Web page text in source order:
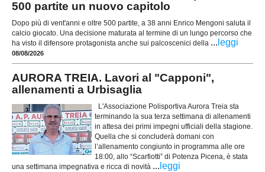
500 partite un nuovo capitolo
Dopo più di vent'anni e oltre 500 partite, a 38 anni Enrico Mengoni saluta il
calcio giocato. Una decisione maturata al termine di un lungo percorso che
ha visto il difensore protagonista anche sui palcoscenici della ... leggi
08/08/2026
AURORA TREIA. Lavori al "Capponi",
allenamenti a Urbisaglia
L'Associazione Polisportiva Aurora Treia sta
terminando la sua terza settimana di allenamenti
in attesa dei primi impegni ufficiali della stagione.
Quella che si concluderà domani con
l’allenamento congiunto in programma alle ore
18:00, allo “Scarfiotti” di Potenza Picena, è stata
una settimana impegnativa e ricca di novità ... leggi